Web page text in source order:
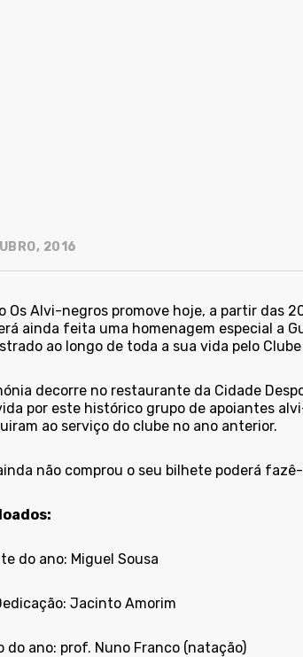
2016
Os Alvi-negros promove hoje, a partir das
ainda feita uma homenagem especial a
ao longo de toda a sua vida pelo
decorre no restaurante da Cidade
por este histórico grupo de apoiantes
ao serviço do clube no ano anterior.
não comprou o seu bilhete poderá
do ano: Miguel Sousa
Jacinto Amorim
do ano: prof. Nuno Franco (natação)